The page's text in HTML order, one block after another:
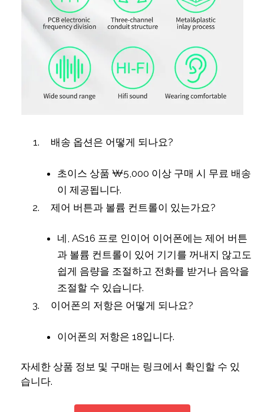
배송 옵션은 어떻게 되나요?
초이스 상품 ₩5,000 이상 구매 시 무료 배송
이 제공됩니다.
제어 버튼과 볼륨 컨트롤이 있는가요?
네, AS16 프로 인이어 이어폰에는 제어 버튼
과 볼륨 컨트롤이 있어 기기를 꺼내지 않고도
쉽게 음량을 조절하고 전화를 받거나 음악을
조절할 수 있습니다.
이어폰의 저항은 어떻게 되나요?
이어폰의 저항은 18입니다.
자세한 상품 정보 및 구매는 링크에서 확인할 수 있
습니다.